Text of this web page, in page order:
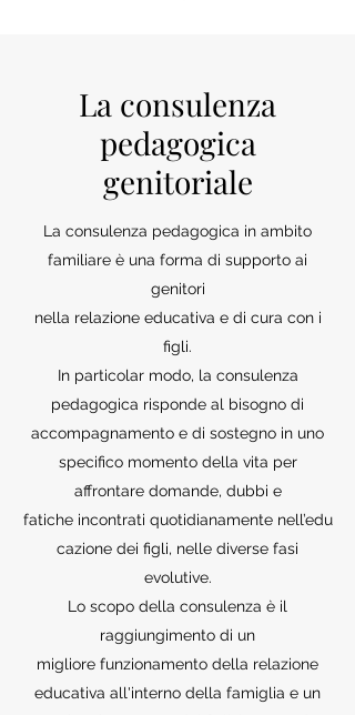
La consulenza
pedagogica
genitoriale
La consulenza pedagogica in ambito
familiare è una forma di supporto ai
genitori
nella relazione educativa e di cura con i
figli.
In particolar modo, la consulenza
pedagogica risponde al bisogno di
accompagnamento e di sostegno in uno
specifico momento della vita per
affrontare domande, dubbi e
fatiche incontrati quotidianamente nell’edu
cazione dei figli, nelle diverse fasi
evolutive.
Lo scopo della consulenza è il
raggiungimento di un
migliore funzionamento della relazione
educativa all'interno della famiglia e un